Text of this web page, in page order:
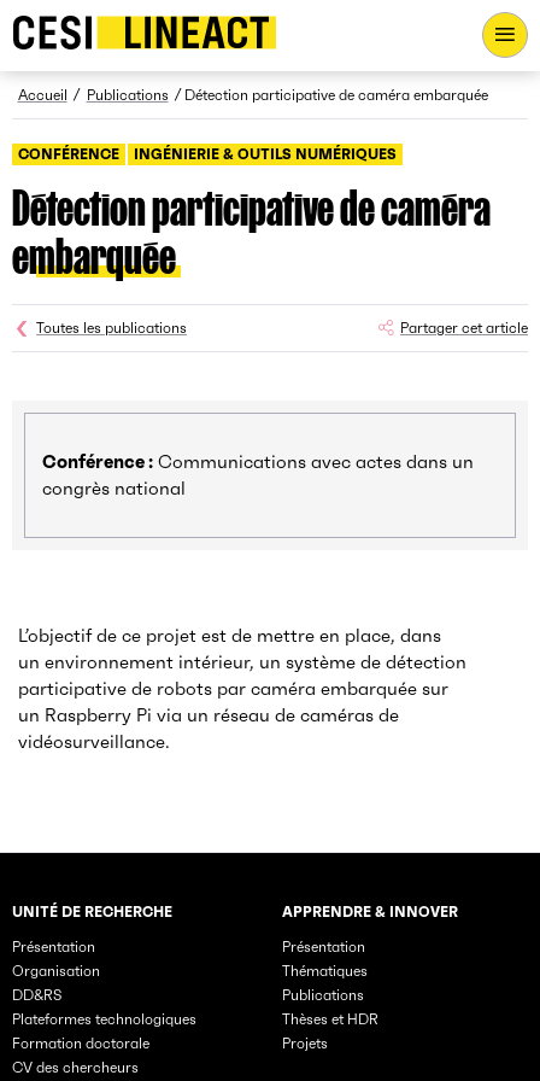
CESI LINEACT - Laboratoire de recherche et d'innovation -
Fil d’Ariane
Accueil Publications Détection participative de caméra embarquée
CONFÉRENCE INGÉNIERIE & OUTILS NUMÉRIQUES
Détection participative de caméra
embarquée
Toutes les publications Partager cet article
Conférence : Communications avec actes dans un
congrès national
L’objectif de ce projet est de mettre en place, dans
un environnement intérieur, un système de détection
participative de robots par caméra embarquée sur
un Raspberry Pi via un réseau de caméras de
vidéosurveillance.
Rubriques principales du site
UNITÉ DE RECHERCHE
Présentation
Organisation
DD&RS
Plateformes technologiques
Formation doctorale
CV des chercheurs
APPRENDRE & INNOVER
Présentation
Thématiques
Publications
Thèses et HDR
Projets